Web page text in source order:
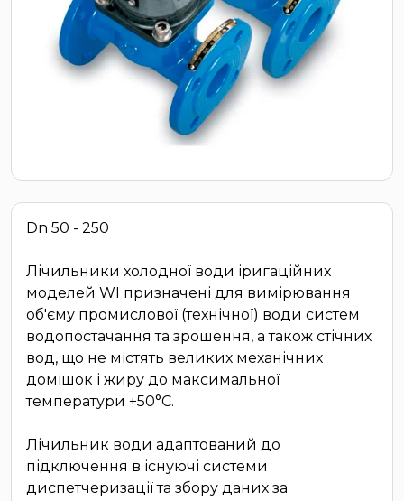
Dn 50 - 250
Лічильники холодної води іригаційних
моделей WI призначені для вимірювання
об'єму промислової (технічної) води систем
водопостачання та зрошення, а також стічних
вод, що не містять великих механічних
домішок і жиру до максимальної
температури +50°С.
Лічильник води адаптований до
підключення в існуючі системи
диспетчеризації та збору даних за